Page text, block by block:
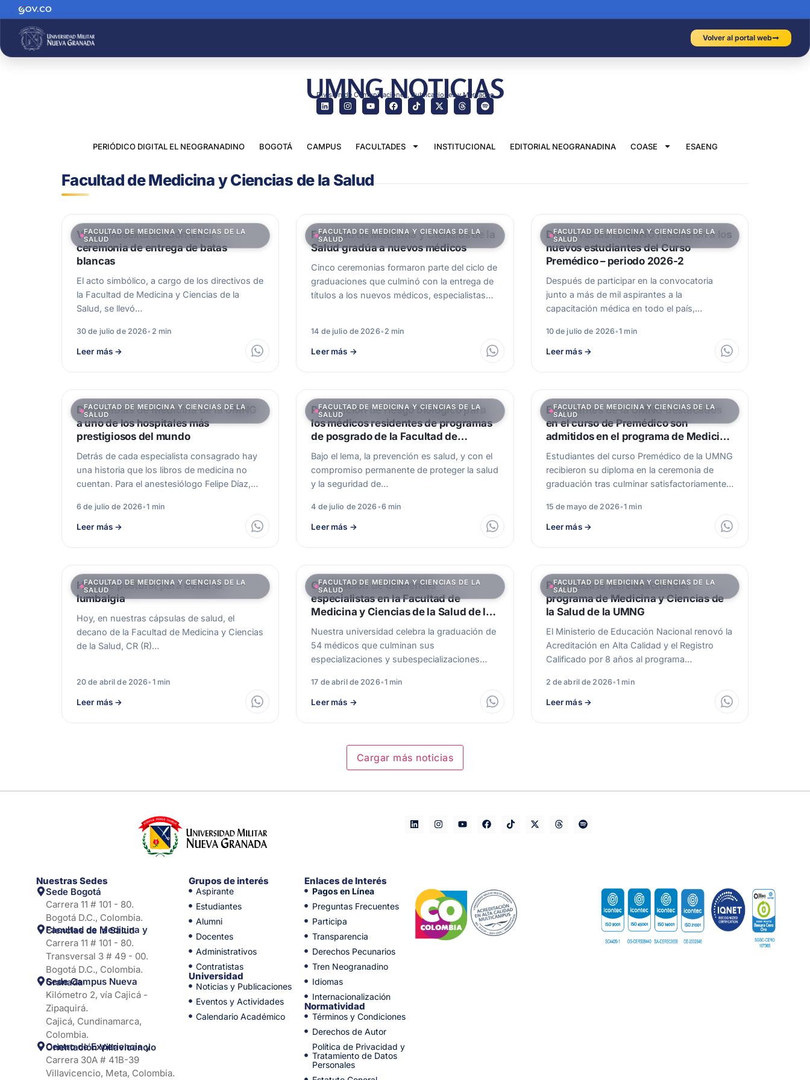
Volver al portal web
UMNG NOTICIAS
División de Comunicaciones, Publicaciones y Mercadeo
PERIÓDICO DIGITAL EL NEOGRANADINO BOGOTÁ CAMPUS FACULTADES INSTITUCIONAL EDITORIAL NEOGRANADINA COASE ESAENG
Facultad de Medicina y Ciencias de la Salud
FACULTAD DE MEDICINA Y CIENCIAS DE LA
SALUD
Vigesimosexta edición de la
ceremonia de entrega de batas
blancas
El acto simbólico, a cargo de los directivos de
la Facultad de Medicina y Ciencias de la
Salud, se llevó…
30 de julio de 2026• 2 min
Leer más →
FACULTAD DE MEDICINA Y CIENCIAS DE LA
SALUD
Facultad de Medicina y Ciencias de la
Salud gradúa a nuevos médicos
Cinco ceremonias formaron parte del ciclo de
graduaciones que culminó con la entrega de
títulos a los nuevos médicos, especialistas…
14 de julio de 2026• 2 min
Leer más →
FACULTAD DE MEDICINA Y CIENCIAS DE LA
SALUD
Directivos de la UMNG recibieron a los
nuevos estudiantes del Curso
Premédico – periodo 2026-2
Después de participar en la convocatoria
junto a más de mil aspirantes a la
capacitación médica en todo el país,…
10 de julio de 2026•1 min
Leer más →
FACULTAD DE MEDICINA Y CIENCIAS DE LA
SALUD
De las aulas de Medicina de la UMNG
a uno de los hospitales más
prestigiosos del mundo
Detrás de cada especialista consagrado hay
una historia que los libros de medicina no
cuentan. Para el anestesiólogo Felipe Díaz,…
6 de julio de 2026•1 min
Leer más →
FACULTAD DE MEDICINA Y CIENCIAS DE LA
SALUD
Prevención de riesgo biológico para
los médicos residentes de programas
de posgrado de la Facultad de
Bajo el lema, la prevención es salud, y con el
compromiso permanente de proteger la salud
y la seguridad de…
4 de julio de 2026 •6 min
Leer más →
FACULTAD DE MEDICINA Y CIENCIAS DE LA
SALUD
Estudiantes de la UMNG destacados
en el curso de Premédico son
admitidos en el programa de Medicina
Estudiantes del curso Premédico de la UMNG
recibieron su diploma en la ceremonia de
graduación tras culminar satisfactoriamente
15 de mayo de 2026•1 min
Leer más →
FACULTAD DE MEDICINA Y CIENCIAS DE LA
SALUD
Higiene postural para evitar la
lumbalgia
Hoy, en nuestras cápsulas de salud, el
decano de la Facultad de Medicina y Ciencias
de la Salud, CR (R)…
20 de abril de 2026• 1 min
Leer más →
FACULTAD DE MEDICINA Y CIENCIAS DE LA
SALUD
Graduación de diferentes
especialistas en la Facultad de
Medicina y Ciencias de la Salud de la
Nuestra universidad celebra la graduación de
54 médicos que culminan sus
especializaciones y subespecializaciones
académico, excelencia…
17 de abril de 2026•1 min
Leer más →
FACULTAD DE MEDICINA Y CIENCIAS DE LA
SALUD
Renovada la Acreditación del
programa de Medicina y Ciencias de
la Salud de la UMNG
El Ministerio de Educación Nacional renovó la
Acreditación en Alta Calidad y el Registro
Calificado por 8 años al programa…
2 de abril de 2026•1 min
Leer más →
Cargar más noticias
Nuestras Sedes
Sede Bogotá
Carrera 11 # 101 - 80.
Bogotá D.C., Colombia.
Facultad de Medicina y Ciencias de la Salud
Carrera 11 # 101 - 80.
Transversal 3 # 49 - 00.
Bogotá D.C., Colombia.
Sede Campus Nueva Granada
Kilómetro 2, vía Cajicá -
Zipaquirá.
Cajicá, Cundinamarca,
Colombia.
Centro de Experiencia y Orientación Villavicencio
Carrera 30A # 41B-39
Villavicencio, Meta, Colombia.
Grupos de interés
Aspirante
Estudiantes
Alumni
Docentes
Administrativos
Contratistas
Universidad
Noticias y Publicaciones
Eventos y Actividades
Calendario Académico
Enlaces de Interés
Pagos en Línea
Preguntas Frecuentes
Participa
Transparencia
Derechos Pecunarios
Tren Neogranadino
Idiomas
Internacionalización
Normatividad
Términos y Condiciones
Derechos de Autor
Política de Privacidad y
Tratamiento de Datos
Personales